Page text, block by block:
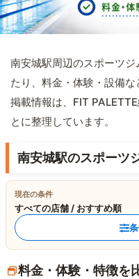
南安城駅周辺のスポーツ
たり、料金・体験・設備な
掲載情報は、FIT
とに整理しています。
南安城駅のスポーツ
現在の条件
すべての店舗 / おすすめ順
料金・体験・特徴を